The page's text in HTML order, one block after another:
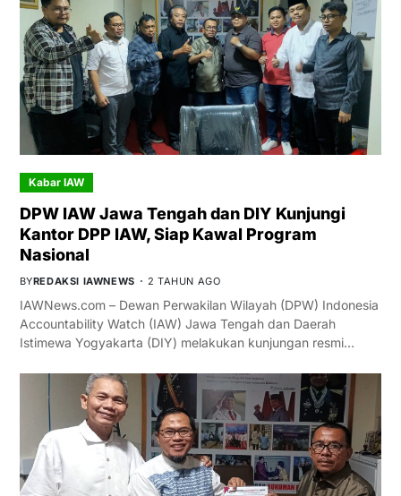
Kabar IAW
DPW IAW Jawa Tengah dan DIY Kunjungi
Kantor DPP IAW, Siap Kawal Program
Nasional
BYREDAKSI IAWNEWS 2 TAHUN AGO
IAWNews.com – Dewan Perwakilan Wilayah (DPW) Indonesia
Accountability Watch (IAW) Jawa Tengah dan Daerah
Istimewa Yogyakarta (DIY) melakukan kunjungan resmi…